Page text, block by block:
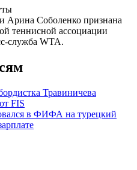
Арина Соболенко признана
теннисной ассоциации
служба WTA.
Травиничева
FIS
в ФИФА на турецкий